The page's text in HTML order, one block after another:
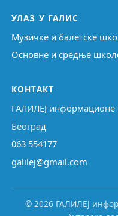
УЛАЗ У ГАЛИС
Музичке и балетске
Основне и средње
КОНТАКТ
ГАЛИЛЕЈ информационе
Београд
063 554177
galilej@gmail.com
© 2026 ГАЛИЛЕЈ